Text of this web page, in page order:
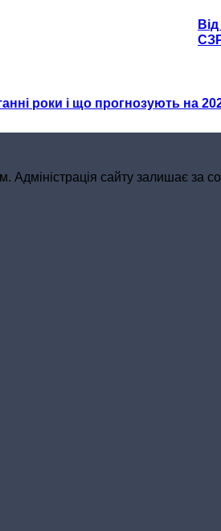
роки і що прогнозують на
Адміністрація сайту залишає за